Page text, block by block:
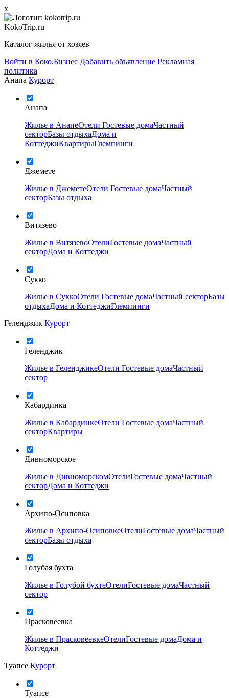
x
KokoTrip.ru
Каталог жилья от хозяев
Войти в Коко.Бизнес Добавить объявление Рекламная
политика
Анапа Курорт
Анапа
Жилье в АнапеОтели Гостевые домаЧастный
секторБазы отдыхаДома и
КоттеджиКвартирыГлемпинги
Джемете
Жилье в ДжеметеОтели Гостевые домаЧастный
секторБазы отдыха
Витязево
Жилье в ВитязевоОтелиГостевые домаЧастный
секторДома и Коттеджи
Сукко
Жилье в СуккоОтели Гостевые домаЧастный секторБазы
отдыхаДома и КоттеджиГлемпинги
Геленджик Курорт
Геленджик
Жилье в ГеленджикеОтели Гостевые домаЧастный
сектор
Кабардинка
Жилье в КабардинкеОтели Гостевые домаЧастный
секторКвартиры
Дивноморское
Жилье в ДивноморскомОтелиГостевые домаЧастный
секторДома и Коттеджи
Архипо-Осиповка
Жилье в Архипо-ОсиповкеОтелиГостевые домаЧастный
секторБазы отдыха
Голубая бухта
Жилье в Голубой бухтеОтелиГостевые домаЧастный
сектор
Прасковеевка
Жилье в ПрасковеевкеОтелиГостевые домаДома и
Коттеджи
Туапсе Курорт
Туапсе